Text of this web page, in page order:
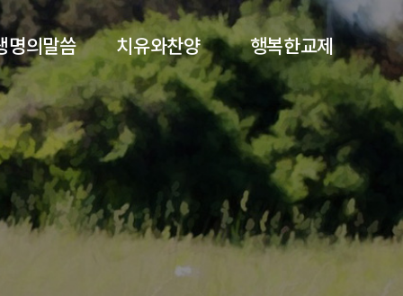
명의말씀
주일 낮 예배
일 오후 예배
요 말씀 예배
요 성령 말씀
치유와찬양
금요성령집회
행복한교제
공지사항
교회주보
행사앨범
중보기도
기부금영수증신청